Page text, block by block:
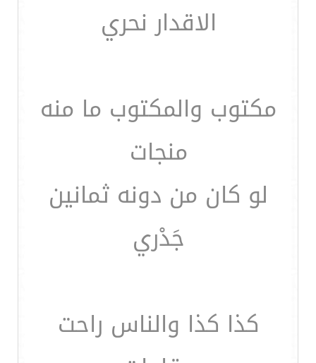
الاقدار نحري
مكتوب والمكتوب ما منه
منجات
لو كان من دونه ثمانين
جَدْري
كذا كذا والناس راحت